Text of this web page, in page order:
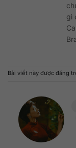
gì
Bài viết này được đăng